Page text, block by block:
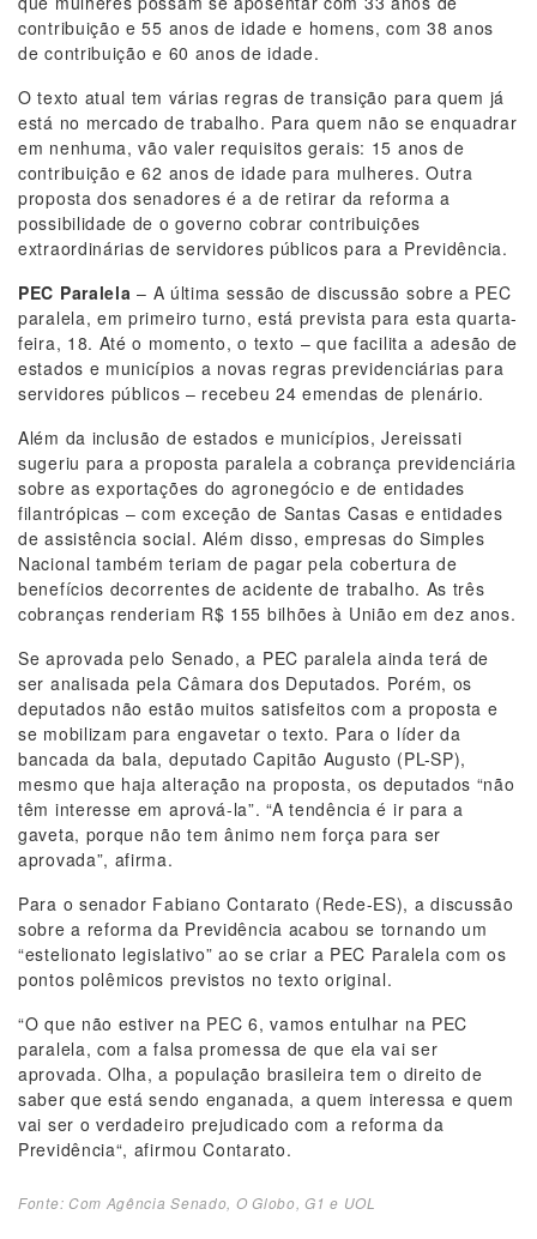
contribuição e 55 anos de idade e homens, com 38 anos
de contribuição e 60 anos de idade.
O texto atual tem várias regras de transição para quem já
está no mercado de trabalho. Para quem não se enquadrar
em nenhuma, vão valer requisitos gerais: 15 anos de
contribuição e 62 anos de idade para mulheres. Outra
proposta dos senadores é a de retirar da reforma a
possibilidade de o governo cobrar contribuições
extraordinárias de servidores públicos para a Previdência.
PEC Paralela – A última sessão de discussão sobre a PEC
paralela, em primeiro turno, está prevista para esta quarta-
feira, 18. Até o momento, o texto – que facilita a adesão de
estados e municípios a novas regras previdenciárias para
servidores públicos – recebeu 24 emendas de plenário.
Além da inclusão de estados e municípios, Jereissati
sugeriu para a proposta paralela a cobrança previdenciária
sobre as exportações do agronegócio e de entidades
filantrópicas – com exceção de Santas Casas e entidades
de assistência social. Além disso, empresas do Simples
Nacional também teriam de pagar pela cobertura de
benefícios decorrentes de acidente de trabalho. As três
cobranças renderiam R$ 155 bilhões à União em dez anos.
Se aprovada pelo Senado, a PEC paralela ainda terá de
ser analisada pela Câmara dos Deputados. Porém, os
deputados não estão muitos satisfeitos com a proposta e
se mobilizam para engavetar o texto. Para o líder da
bancada da bala, deputado Capitão Augusto (PL-SP),
mesmo que haja alteração na proposta, os deputados “não
têm interesse em aprová-la”. “A tendência é ir para a
gaveta, porque não tem ânimo nem força para ser
aprovada”, afirma.
Para o senador Fabiano Contarato (Rede-ES), a discussão
sobre a reforma da Previdência acabou se tornando um
“estelionato legislativo” ao se criar a PEC Paralela com os
pontos polêmicos previstos no texto original.
“O que não estiver na PEC 6, vamos entulhar na PEC
paralela, com a falsa promessa de que ela vai ser
aprovada. Olha, a população brasileira tem o direito de
saber que está sendo enganada, a quem interessa e quem
vai ser o verdadeiro prejudicado com a reforma da
Previdência“, afirmou Contarato.
Fonte: Com Agência Senado, O Globo, G1 e UOL